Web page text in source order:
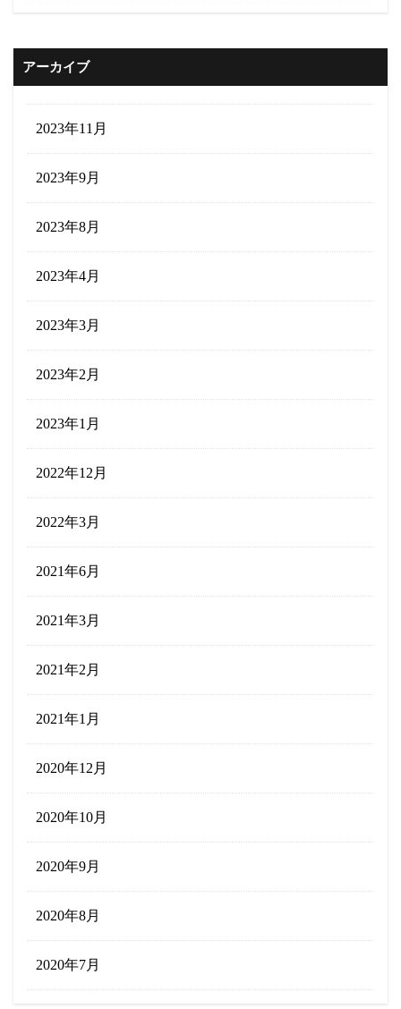
アーカイブ
2023年11月
2023年9月
2023年8月
2023年4月
2023年3月
2023年2月
2023年1月
2022年12月
2022年3月
2021年6月
2021年3月
2021年2月
2021年1月
2020年12月
2020年10月
2020年9月
2020年8月
2020年7月